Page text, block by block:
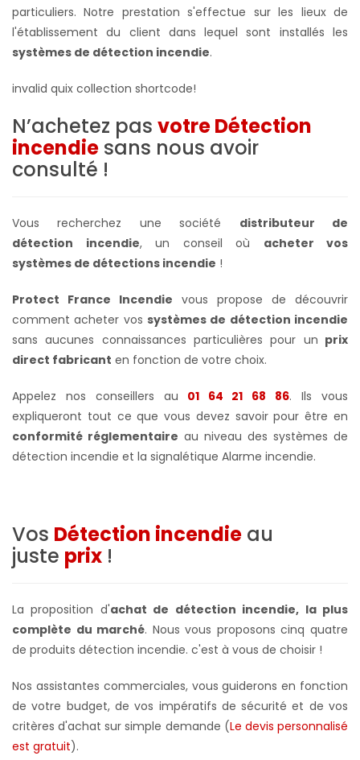
particuliers. Notre prestation s'effectue sur les lieux de
l'établissement du client dans lequel sont installés les
systèmes de détection incendie.
invalid quix collection shortcode!
N’achetez pas votre Détection
incendie sans nous avoir
consulté !
Vous recherchez une société distributeur de
détection incendie, un conseil où acheter vos
systèmes de détections incendie !
Protect France Incendie vous propose de découvrir
comment acheter vos systèmes de détection incendie
sans aucunes connaissances particulières pour un prix
direct fabricant en fonction de votre choix.
Appelez nos conseillers au 01 64 21 68 86. Ils vous
expliqueront tout ce que vous devez savoir pour être en
conformité réglementaire au niveau des systèmes de
détection incendie et la signalétique Alarme incendie.
Vos Détection incendie au
juste prix !
La proposition d'achat de détection incendie, la plus
complète du marché. Nous vous proposons cinq quatre
de produits détection incendie. c'est à vous de choisir !
Nos assistantes commerciales, vous guiderons en fonction
de votre budget, de vos impératifs de sécurité et de vos
critères d'achat sur simple demande (Le devis personnalisé
est gratuit).